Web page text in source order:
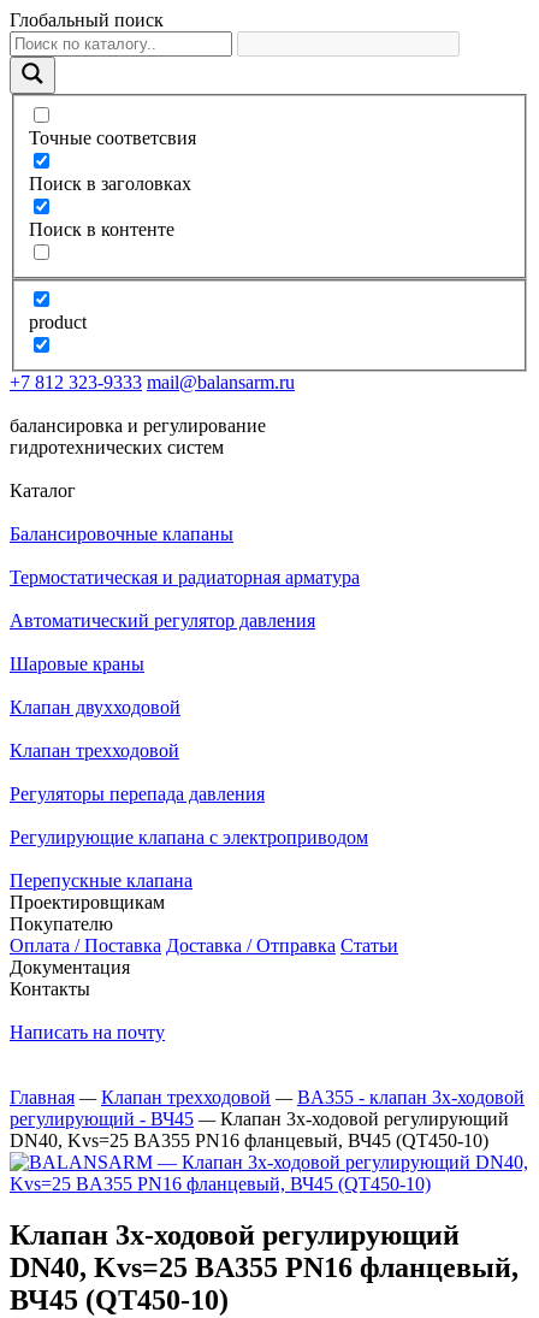
Глобальный поиск
Точные соответсвия
Поиск в заголовках
Поиск в контенте
product
+7 812 323-9333 mail@balansarm.ru
балансировка и регулирование
гидротехнических систем
Каталог
Балансировочные клапаны
Термостатическая и радиаторная арматура
Автоматический регулятор давления
Шаровые краны
Клапан двухходовой
Клапан трехходовой
Регуляторы перепада давления
Регулирующие клапана с электроприводом
Перепускные клапана
Проектировщикам
Покупателю
Оплата / Поставка Доставка / Отправка Статьи
Документация
Контакты
Написать на почту
Главная — Клапан трехходовой — BA355 - клапан 3х-ходовой
регулирующий - ВЧ45 — Клапан 3х-ходовой регулирующий
DN40, Kvs=25 BA355 PN16 фланцевый, ВЧ45 (QT450-10)
Клапан 3х-ходовой регулирующий
DN40, Kvs=25 BA355 PN16 фланцевый,
ВЧ45 (QT450-10)